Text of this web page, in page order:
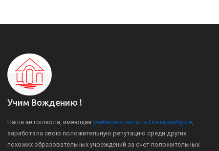
Учим Вождению !
Наша автошкола, имеющая учебные классы в Екатеринбурге
заработала свою положительную репутацию среди других
похожих образовательных учреждений за счет положительных